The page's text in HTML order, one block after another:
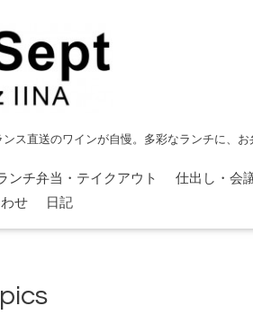
ス直送のワインが自慢。多彩なランチに、お
ンチ弁当・テイクアウト 仕出し・会
せ
日記